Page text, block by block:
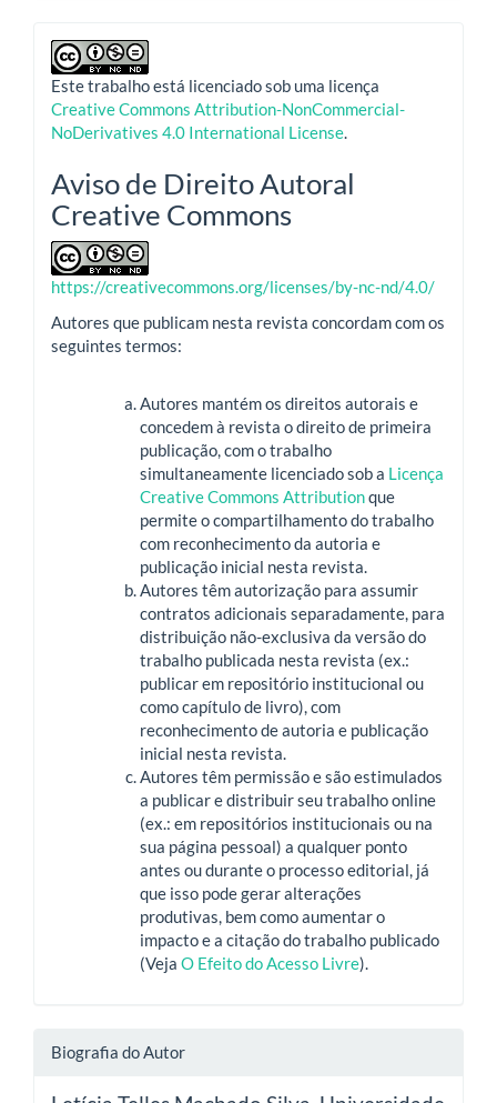
Este trabalho está licenciado sob uma licença
Creative Commons Attribution-NonCommercial-
NoDerivatives 4.0 International License.
Aviso de Direito Autoral
Creative Commons
https://creativecommons.org/licenses/by-nc-nd/4.0/
Autores que publicam nesta revista concordam com os
seguintes termos:
Autores mantém os direitos autorais e
concedem à revista o direito de primeira
publicação, com o trabalho
simultaneamente licenciado sob a Licença
Creative Commons Attributionque
permite o compartilhamento do trabalho
com reconhecimento da autoria e
publicação inicial nesta revista.
Autores têm autorização para assumir
contratos adicionais separadamente, para
distribuição não-exclusiva da versão do
trabalho publicada nesta revista (ex.:
publicar em repositório institucional ou
como capítulo de livro), com
reconhecimento de autoria e publicação
inicial nesta revista.
Autores têm permissão e são estimulados
a publicar e distribuir seu trabalho online
(ex.: em repositórios institucionais ou na
sua página pessoal) a qualquer ponto
antes ou durante o processo editorial, já
que isso pode gerar alterações
produtivas, bem como aumentar o
impacto e a citação do trabalho publicado
(Veja O Efeito do Acesso Livre).
Biografia do Autor